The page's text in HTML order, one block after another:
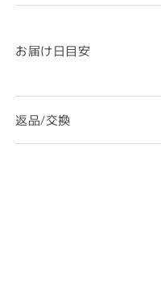
お届け日目安
返品/交換